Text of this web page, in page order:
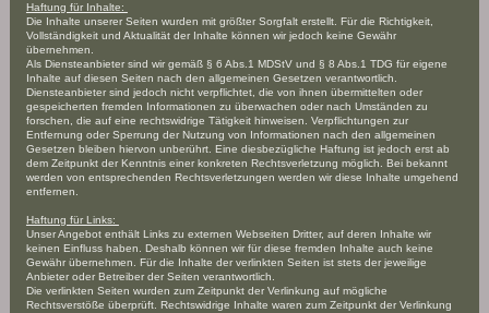
Haftung für Inhalte:
Die Inhalte unserer Seiten wurden mit größter Sorgfalt erstellt. Für die Richtigkeit,
Vollständigkeit und Aktualität der Inhalte können wir jedoch keine Gewähr
übernehmen.
Als Diensteanbieter sind wir gemäß § 6 Abs.1 MDStV und § 8 Abs.1 TDG für eigene
Inhalte auf diesen Seiten nach den allgemeinen Gesetzen verantwortlich.
Diensteanbieter sind jedoch nicht verpflichtet, die von ihnen übermittelten oder
gespeicherten fremden Informationen zu überwachen oder nach Umständen zu
forschen, die auf eine rechtswidrige Tätigkeit hinweisen. Verpflichtungen zur
Entfernung oder Sperrung der Nutzung von Informationen nach den allgemeinen
Gesetzen bleiben hiervon unberührt. Eine diesbezügliche Haftung ist jedoch erst ab
dem Zeitpunkt der Kenntnis einer konkreten Rechtsverletzung möglich. Bei bekannt
werden von entsprechenden Rechtsverletzungen werden wir diese Inhalte umgehend
entfernen.
Haftung für Links:
Unser Angebot enthält Links zu externen Webseiten Dritter, auf deren Inhalte wir
keinen Einfluss haben. Deshalb können wir für diese fremden Inhalte auch keine
Gewähr übernehmen. Für die Inhalte der verlinkten Seiten ist stets der jeweilige
Anbieter oder Betreiber der Seiten verantwortlich.
Die verlinkten Seiten wurden zum Zeitpunkt der Verlinkung auf mögliche
Rechtsverstöße überprüft. Rechtswidrige Inhalte waren zum Zeitpunkt der Verlinkung